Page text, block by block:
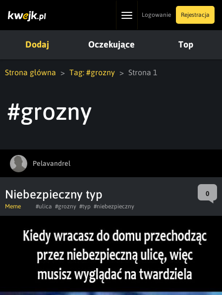
ToggleLogowanie Rejestracja
Dodaj Oczekujące Top
Strona główna Tag: #grozny Strona 1
#grozny
Pelavandrel
Niebezpieczny typ 0
Meme #ulica #grozny #typ #niebezpieczny